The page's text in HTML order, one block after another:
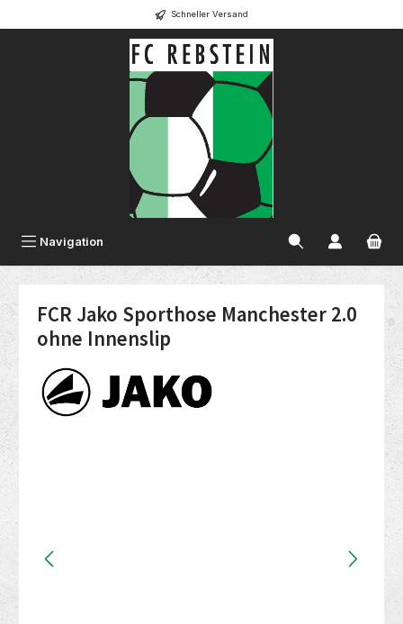
Schneller Versand
Navigation
FCR Jako Sporthose Manchester 2.0
ohne Innenslip